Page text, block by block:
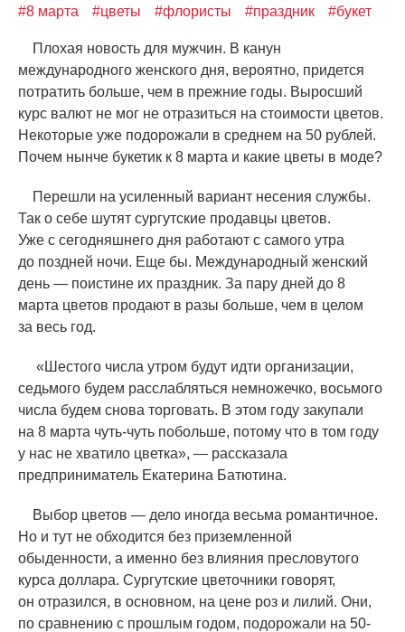
#8 марта #цветы #флористы #праздник #букет
Плохая новость для мужчин. В канун
международного женского дня, вероятно, придется
потратить больше, чем в прежние годы. Выросший
курс валют не мог не отразиться на стоимости цветов.
Некоторые уже подорожали в среднем на 50 рублей.
Почем нынче букетик к 8 марта и какие цветы в моде?
Перешли на усиленный вариант несения службы.
Так о себе шутят сургутские продавцы цветов.
Уже с сегодняшнего дня работают с самого утра
до поздней ночи. Еще бы. Международный женский
день — поистине их праздник. За пару дней до 8
марта цветов продают в разы больше, чем в целом
за весь год.
« Шестого числа утром будут идти организации,
седьмого будем расслабляться немножечко, восьмого
числа будем снова торговать. В этом году закупали
на 8 марта чуть-чуть побольше, потому что в том году
у нас не хватило цветка», — рассказала
предприниматель Екатерина Батютина.
Выбор цветов — дело иногда весьма романтичное.
Но и тут не обходится без приземленной
обыденности, а именно без влияния пресловутого
курса доллара. Сургутские цветочники говорят,
он отразился, в основном, на цене роз и лилий. Они,
по сравнению с прошлым годом, подорожали на 50-